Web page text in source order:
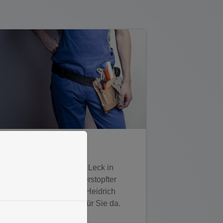
Ein Wasserschaden, ein Leck in
einer Leitung oder ein verstopfter
Abfluss? Kein Problem, Heidrich
Heizungsbau GmbH ist für Sie da.